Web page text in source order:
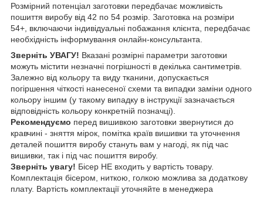
Розмірний потенціал заготовки передбачає можливість
пошиття виробу від 42 по 54 розмір. Заготовка на розміри
54+, включаючи індивідуальні побажання клієнта, передбачає
необхідність інформування онлайн-консультанта.
Зверніть УВАГУ! Вказані розмірні параметри заготовки
можуть містити незначні погрішності в декілька сантиметрів.
Залежно від кольору та виду тканини, допускається
погіршення чіткості нанесеної схеми та випадки заміни одного
кольору іншим (у такому випадку в інструкції зазначається
відповідність кольору конкретній позначці).
Рекомендуємо перед вишивкою заготовки звернутися до
кравчині - зняття мірок, помітка країв вишивки та уточнення
деталей пошиття виробу стануть вам у нагоді, як під час
вишивки, так і під час пошиття виробу.
Зверніть увагу! Бісер НЕ входить у вартість товару.
Комплектація бісером, ниткою, голкою можлива за додаткову
плату. Вартість комплектації уточняйте в менеджера